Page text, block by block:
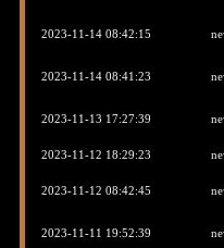
2023-11-14 08:42:15
2023-11-14 08:41:23
2023-11-13 17:27:39
2023-11-12 18:29:23
2023-11-12 08:42:45
2023-11-11 19:52:39